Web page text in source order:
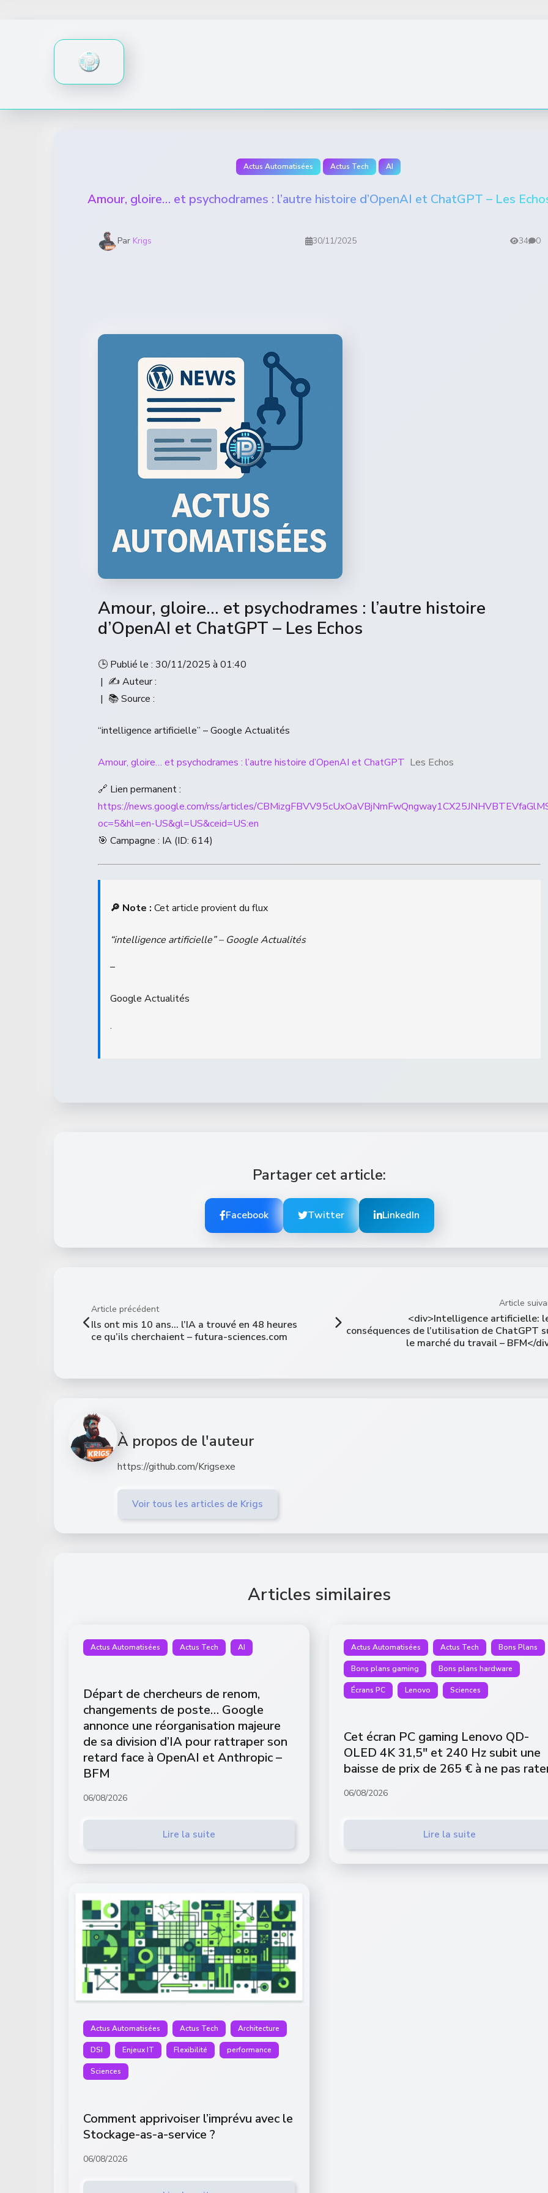
Actus Automatisées Actus Tech AI
Amour, gloire… et psychodrames : l’autre histoire d’OpenAI et ChatGPT – Les
Par Krigs 30/11/2025 34 0
Amour, gloire… et psychodrames : l’autre histoire
d’OpenAI et ChatGPT – Les Echos
🕒 Publié le : 30/11/2025 à 01:40
| ✍️ Auteur :
| 📚 Source :
“intelligence artificielle” – Google Actualités
Amour, gloire… et psychodrames : l’autre histoire d’OpenAI et ChatGPT Les Echos
🔗 Lien permanent :
https://news.google.com/rss/articles/
oc=5&hl=en-US&gl=US&ceid=US:en
🎯 Campagne : IA (ID: 614)
🔎 Note : Cet article provient du flux
“intelligence artificielle” – Google Actualités
–
Google Actualités
.
Partager cet article:
Facebook Twitter LinkedIn
Article précédent
Ils ont mis 10 ans… l’IA a trouvé en 48 heures
ce qu’ils cherchaient – futura-sciences.com
Article
<div>Intelligence artificielle:
conséquences de l’utilisation de ChatGPT
le marché du travail – BFM</
À propos de l'auteur
https://github.com/Krigsexe
Voir tous les articles de Krigs
Articles similaires
Actus Automatisées Actus Tech AI
Départ de chercheurs de renom,
changements de poste… Google
annonce une réorganisation majeure
de sa division d’IA pour rattraper son
retard face à OpenAI et Anthropic –
BFM
06/08/2026
Lire la suite
Actus Automatisées Actus Tech Bons Plans
Bons plans gaming Bons plans hardware
Écrans PC Lenovo Sciences
Cet écran PC gaming Lenovo QD-
OLED 4K 31,5″ et 240 Hz subit une
baisse de prix de 265 € à ne pas
06/08/2026
Lire la suite
Actus Automatisées Actus Tech Architecture
DSI Enjeux IT Flexibilité performance
Sciences
Comment apprivoiser l’imprévu avec le
Stockage-as-a-service ?
06/08/2026